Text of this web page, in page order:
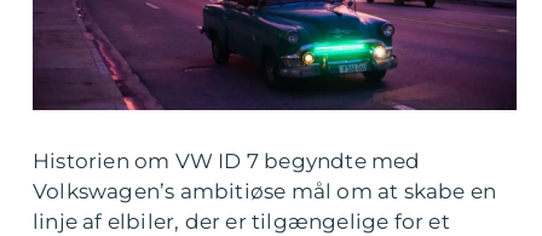
Historien om VW ID 7 begyndte med
Volkswagen’s ambitiøse mål om at skabe en
linje af elbiler, der er tilgængelige for et